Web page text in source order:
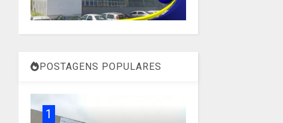
POSTAGENS POPULARES
1